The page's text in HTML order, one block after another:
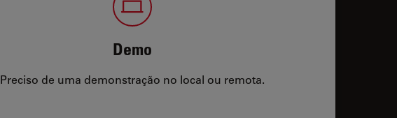
Demo
Preciso de uma demonstração no local ou remota.